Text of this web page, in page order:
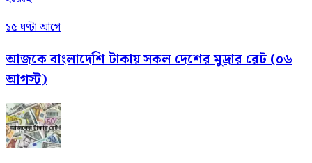
১৫ ঘণ্টা আগে
আজকে বাংলাদেশি টাকায় সকল দেশের মুদ্রার রেট (০৬
আগস্ট)